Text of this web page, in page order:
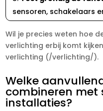
sensoren, schakelaars
Wil je precies weten hoe
verlichting erbij komt
verlichting (/verlichting/).​
Welke
combineren met
installaties?